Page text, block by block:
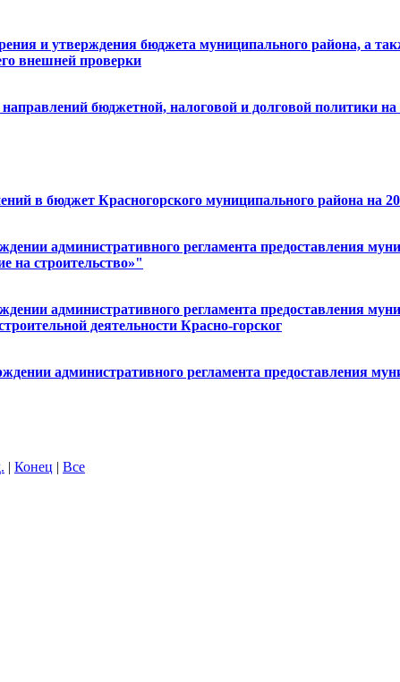
и утверждения бюджета муниципального района, а
внешней проверки
бюджетной, налоговой и долговой политики
в бюджет Красногорского муниципального района на
административного регламента предоставления
на строительство»"
административного регламента предоставления
деятельности Красно-горског
административного регламента предоставления
| Конец | Все